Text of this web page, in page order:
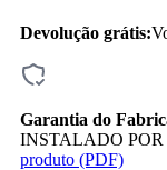
Devolução grátis:
Garantia do
INSTALADO
produto (PDF)